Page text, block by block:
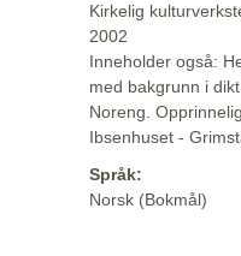
Kirkelig
2002
Inneholder også:
med bakgrunn i
Noreng.
Ibsenhuset -
Språk:
Norsk (Bokmål)